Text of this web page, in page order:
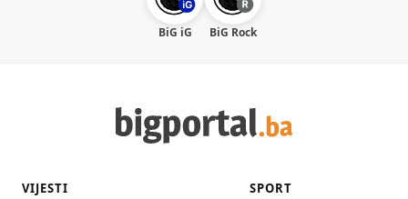
BiG iG BiG Rock
VIJESTI SPORT